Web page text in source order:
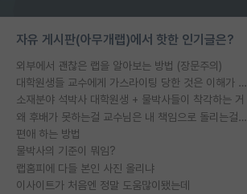
자유 게시판(아무개랩)에서 핫한 인기글은?
외부에서 괜찮은 랩을 알아보는 방법 (장문주의)
대학원생들 교수에게 가스라이팅 당한 것은 이해가 갑니다. 안타깝네요.
소재분야 석박사 대학원생 + 물박사들이 착각하는 거
왜 후배가 못하는걸 교수님은 내 책임으로 돌리는걸까요?
편애 하는 방법
물박사의 기준이 뭐임?
랩홈피에 다들 본인 사진 올리냐
이사이트가 처음엔 정말 도움많이됐는데